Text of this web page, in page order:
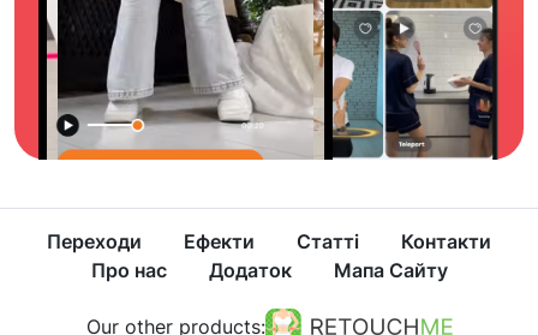
Переходи Ефекти Статті
Контакти
Про нас
Додаток Мапа Сайту
Our other products: